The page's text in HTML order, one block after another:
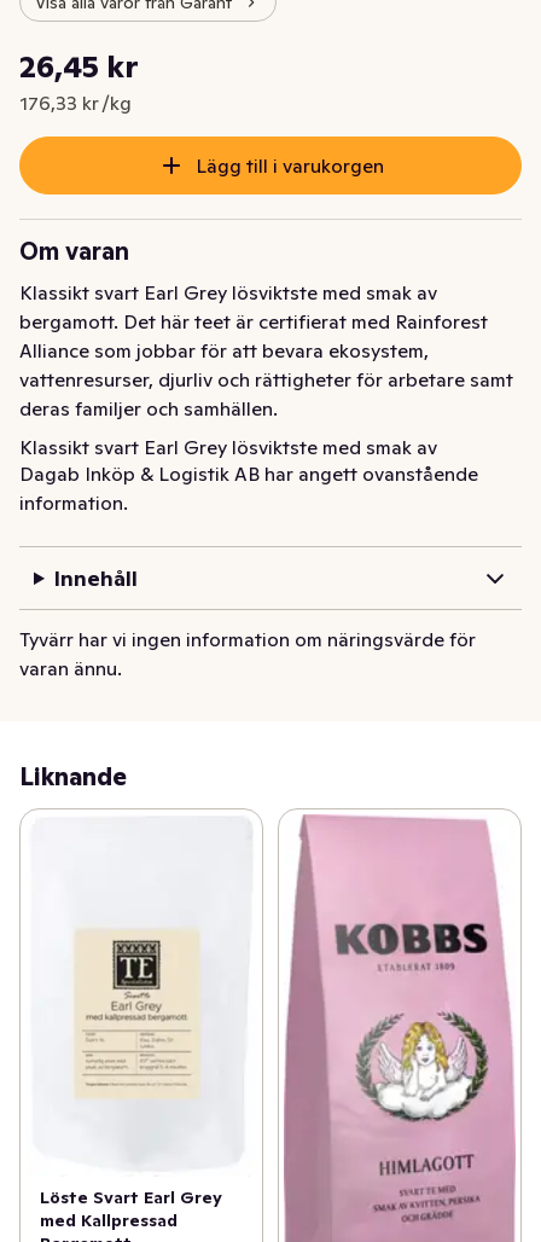
Nuvarande pris är: 26,45 kr
26,45 kr
176,33 kr /kg
Styckpris: 176,33 kr /kg
Lägg till i varukorgen
Om varan
Klassikt svart Earl Grey lösviktste med smak av
bergamott. Det här teet är certifierat med Rainforest
Alliance som jobbar för att bevara ekosystem,
vattenresurser, djurliv och rättigheter för arbetare samt
deras familjer och samhällen.
Klassikt svart Earl Grey lösviktste med smak av
bergamott. Det här teet är certifierat med Rainforest
Alliance som jobbar för att bevara ekosystem,
Dagab Inköp & Logistik AB har angett ovanstående
information.
Innehåll
Tyvärr har vi ingen information om näringsvärde för
varan ännu.
Liknande
Löste Svart Earl Grey
med Kallpressad